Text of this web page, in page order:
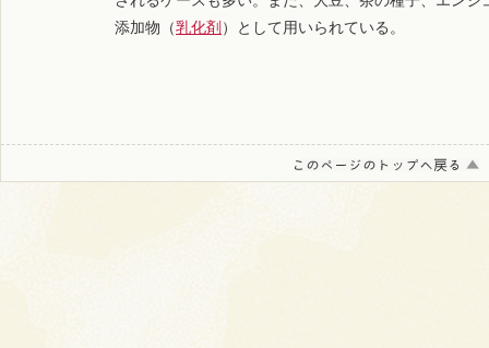
添加物（乳化剤 ）として用いられている。